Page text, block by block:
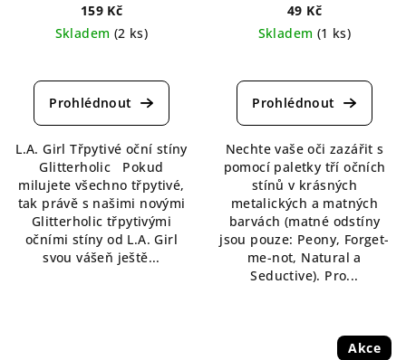
159 Kč
Skladem (2 ks)
hodnocení
produktu
z
5
hvězdiček.
L.A. Girl Třpytivé oční stíny
Glitterholic Pokud
milujete všechno třpytivé,
tak právě s našimi novými
Glitterholic třpytivými
očními stíny od L.A. Girl
svou vášeň ještě...
49 Kč
Skladem (1 ks)
hodnocení
produktu
z
5
hvězdiček.
Nechte vaše oči zazářit s
pomocí paletky tří očních
stínů v krásných
metalických a matných
barvách (matné odstíny
jsou pouze: Peony, Forget-
me-not, Natural a
Seductive). Pro...
Akce